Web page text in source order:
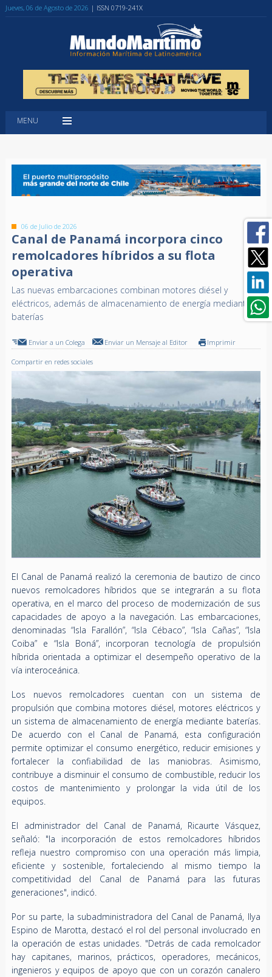
Jueves, 06 de Agosto de 2026 | ISSN 0719-241X
MENU
06 de Julio de 2026
Canal de Panamá incorpora cinco
remolcadores híbridos a su flota
operativa
Las nuevas embarcaciones combinan motores diésel y
eléctricos, además de almacenamiento de energía mediante
baterías
Enviar a un Colega Enviar un Mensaje al Editor Imprimir
Compartir en redes sociales
El Canal de Panamá realizó la ceremonia de bautizo de cinco
nuevos remolcadores híbridos que se integrarán a su flota
operativa, en el marco del proceso de modernización de sus
capacidades de apoyo a la navegación. Las embarcaciones,
denominadas “Isla Farallón”, “Isla Cébaco”, “Isla Cañas”, “Isla
Coiba” e “Isla Boná”, incorporan tecnología de propulsión
híbrida orientada a optimizar el desempeño operativo de la
vía interoceánica.
Los nuevos remolcadores cuentan con un sistema de
propulsión que combina motores diésel, motores eléctricos y
un sistema de almacenamiento de energía mediante baterías.
De acuerdo con el Canal de Panamá, esta configuración
permite optimizar el consumo energético, reducir emisiones y
fortalecer la confiabilidad de las maniobras. Asimismo,
contribuye a disminuir el consumo de combustible, reducir los
costos de mantenimiento y prolongar la vida útil de los
equipos.
El administrador del Canal de Panamá, Ricaurte Vásquez,
señaló: "la incorporación de estos remolcadores híbridos
refleja nuestro compromiso con una operación más limpia,
eficiente y sostenible, fortaleciendo al mismo tiempo la
competitividad del Canal de Panamá para las futuras
generaciones", indicó.
Por su parte, la subadministradora del Canal de Panamá, Ilya
Espino de Marotta, destacó el rol del personal involucrado en
la operación de estas unidades. "Detrás de cada remolcador
hay capitanes, marinos, prácticos, operadores, mecánicos,
ingenieros y equipos de apoyo que con un corazón canalero